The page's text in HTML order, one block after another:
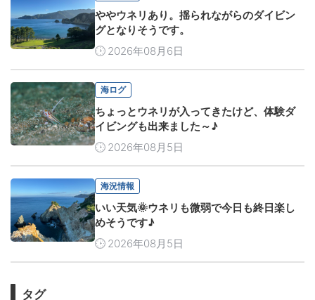
ややウネリあり。揺られながらのダイビン
グとなりそうです。
2026年08月6日
海ログ
ちょっとウネリが入ってきたけど、体験ダ
イビングも出来ました～♪
2026年08月5日
海況情報
いい天気🌞ウネリも微弱で今日も終日楽し
めそうです♪
2026年08月5日
タグ